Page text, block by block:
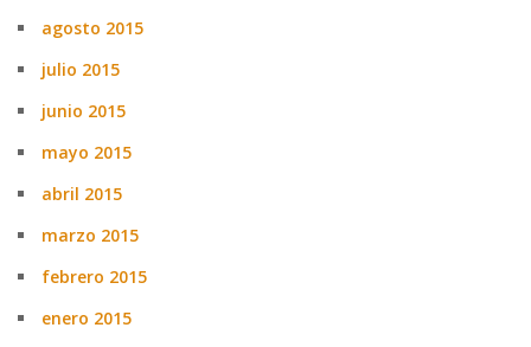
agosto 2015
julio 2015
junio 2015
mayo 2015
abril 2015
marzo 2015
febrero 2015
enero 2015